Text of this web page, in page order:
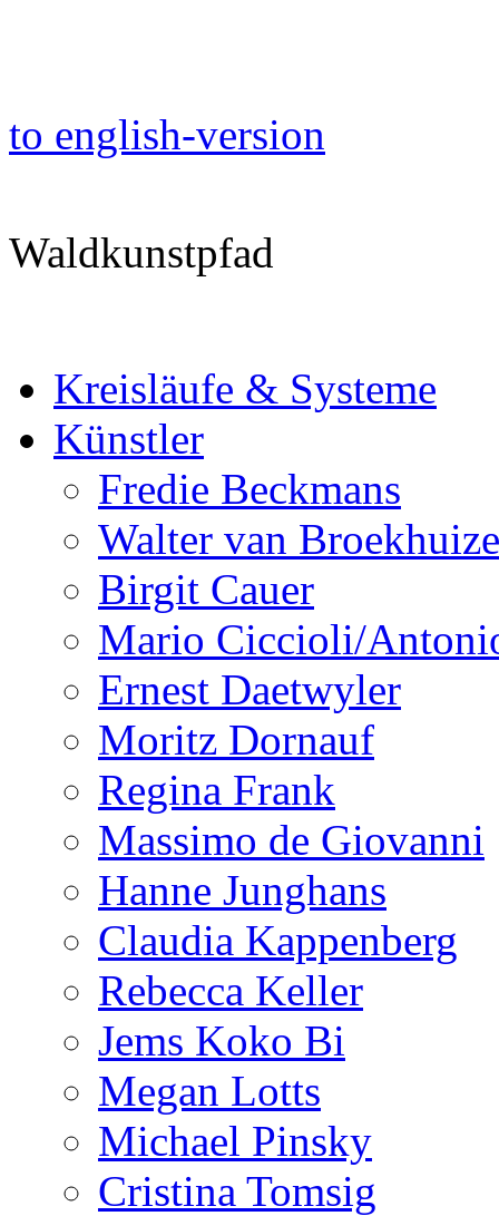
to english-version
Waldkunstpfad
Kreisläufe & Systeme
Künstler
Fredie Beckmans
Walter van
Birgit Cauer
Mario Ciccioli/
Ernest Daetwyler
Moritz Dornauf
Regina Frank
Massimo de Giovanni
Hanne Junghans
Claudia Kappenberg
Rebecca Keller
Jems Koko Bi
Megan Lotts
Michael Pinsky
Cristina Tomsig